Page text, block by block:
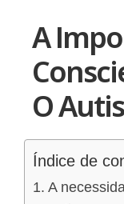
A
O
Índice de
A